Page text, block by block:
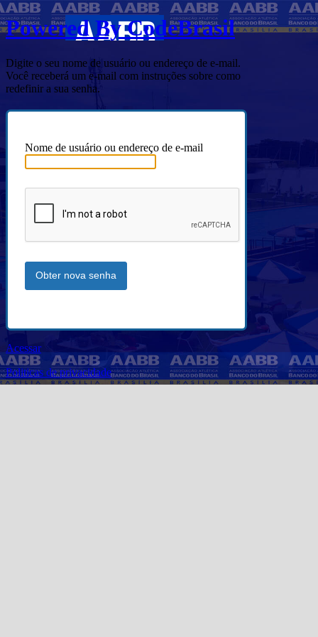
Powered By CodeBrasil
Digite o seu nome de usuário ou endereço de e-mail.
Você receberá um e-mail com instruções sobre como
redefinir a sua senha.
Nome de usuário ou endereço de e-mail
Acessar
Politicas de privacidade